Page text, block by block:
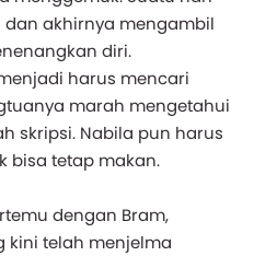
akhirnya mengambil
diri.
harus mencari
marah mengetahui
skripsi. Nabila pun harus
bisa tetap makan.
dengan Bram,
kini telah menjelma